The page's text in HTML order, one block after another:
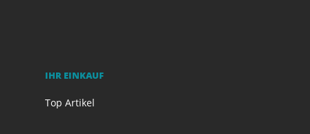
IHR EINKAUF
Top Artikel